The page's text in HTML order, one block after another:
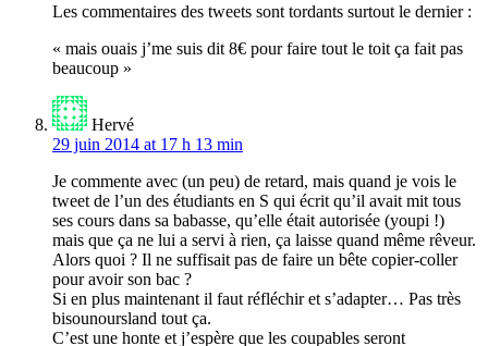
Les commentaires des tweets sont tordants surtout le dernier :
« mais ouais j’me suis dit 8€ pour faire tout le toit ça fait pas
beaucoup »
Hervé
29 juin 2014 at 17 h 13 min
Je commente avec (un peu) de retard, mais quand je vois le
tweet de l’un des étudiants en S qui écrit qu’il avait mit tous
ses cours dans sa babasse, qu’elle était autorisée (youpi !)
mais que ça ne lui a servi à rien, ça laisse quand même rêveur.
Alors quoi ? Il ne suffisait pas de faire un bête copier-coller
pour avoir son bac ?
Si en plus maintenant il faut réfléchir et s’adapter… Pas très
bisounoursland tout ça.
C’est une honte et j’espère que les coupables seront